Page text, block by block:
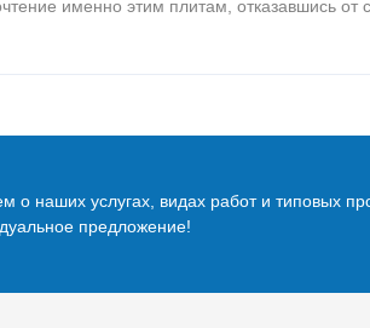
именно этим плитам, отказавшись от
о наших услугах, видах работ и типовых
предложение!